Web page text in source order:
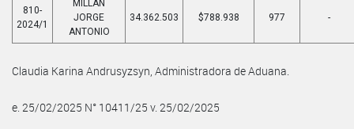
810-
2024/1
MILLAN
JORGE
ANTONIO
34.362.503 $788.938 977 -
Claudia Karina Andrusyzsyn, Administradora de Aduana.
e. 25/02/2025 N° 10411/25 v. 25/02/2025